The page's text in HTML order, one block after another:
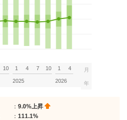
10 1 4 7 10
2025
1 4
2026
月
年
： 9.0%上昇
： 111.1%